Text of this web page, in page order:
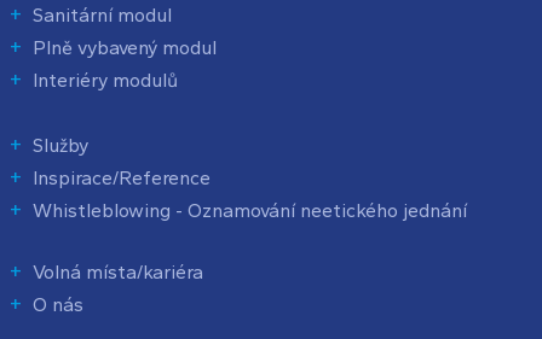
Sanitární modul
Plně vybavený modul
Interiéry modulů
Služby
Inspirace/Reference
Whistleblowing - Oznamování neetického jednání
Volná místa/kariéra
O nás